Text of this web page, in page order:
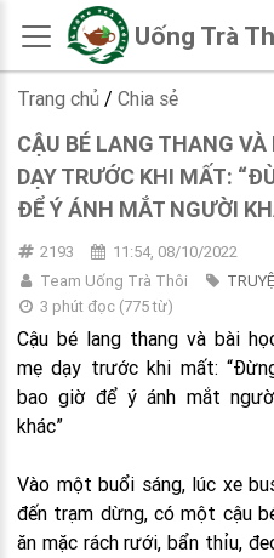
Uống Trà
Trang chủ / Chia sẻ
CẬU BÉ LANG THANG VÀ
DẠY TRƯỚC KHI MẤT:
ĐỂ Ý ÁNH MẮT NGƯỜI
2193
11:54, 08/10/2022
Team Uống Trà Thôi
3 phút đọc(775từ)
Cậu bé lang thang và bài
mẹ dạy trước khi mất:
bao giờ để ý ánh mắt
khác”
Vào một buổi sáng, lúc xe
đến trạm dừng, có một cậu
ăn mặc rách rưới, bẩn thỉu,